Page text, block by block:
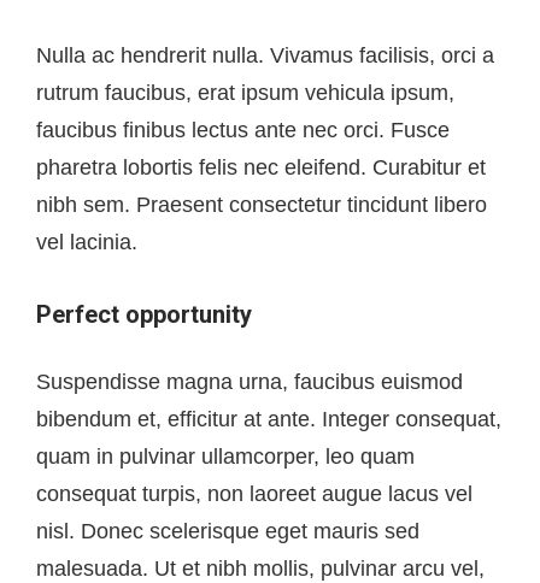
Nulla ac hendrerit nulla. Vivamus facilisis, orci a
rutrum faucibus, erat ipsum vehicula ipsum,
faucibus finibus lectus ante nec orci. Fusce
pharetra lobortis felis nec eleifend. Curabitur et
nibh sem. Praesent consectetur tincidunt libero
vel lacinia.
Perfect opportunity
Suspendisse magna urna, faucibus euismod
bibendum et, efficitur at ante. Integer consequat,
quam in pulvinar ullamcorper, leo quam
consequat turpis, non laoreet augue lacus vel
nisl. Donec scelerisque eget mauris sed
malesuada. Ut et nibh mollis, pulvinar arcu vel,